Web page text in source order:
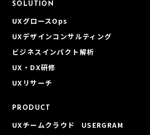
SOLUTION
UXグロースOps
UXデザインコンサルティング
ビジネスインパクト解析
UX・DX研修
UXリサーチ
PRODUCT
UXチームクラウド USERGRAM